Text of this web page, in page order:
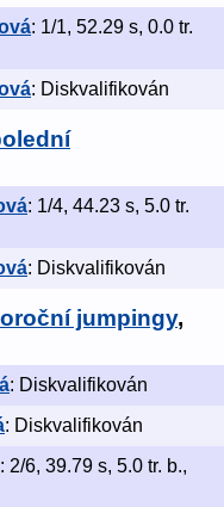
: 1/1, 52.29 s, 0.0 tr.
: Diskvalifikován
: 1/4, 44.23 s, 5.0 tr.
: Diskvalifikován
jumpingy,
: Diskvalifikován
: Diskvalifikován
: 2/6, 39.79 s, 5.0 tr. b.,